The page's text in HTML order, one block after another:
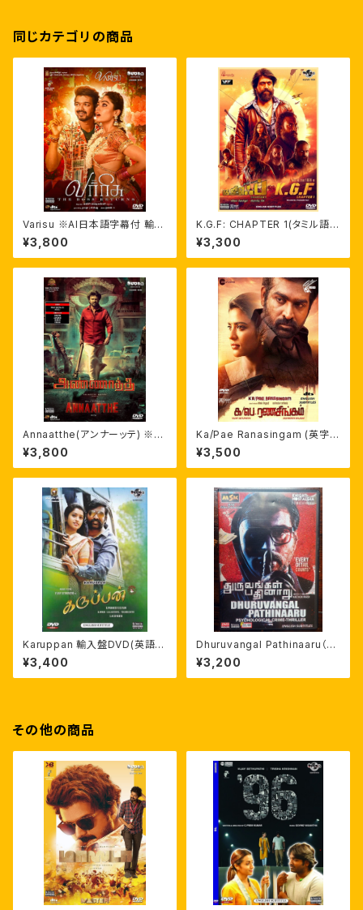
同じカテゴリの商品
Varisu ※AI日本語字幕付 輸入
盤DVD
¥3,800
K.G.F: CHAPTER 1(タミル語
版・英語字幕)インド映画輸入盤
DVD
¥3,300
Annaatthe(アンナーッテ) ※日
本語字幕 自家製ライナーノーツ
付 輸入盤DVD
¥3,800
Ka/Pae Ranasingam (英字
幕)DVD
¥3,500
Karuppan 輸入盤DVD(英語字
幕付) ヴィジャイ・セードゥパティ
¥3,400
Dhuruvangal Pathinaaru（D-
16） 英字幕付 ラフマーン
¥3,200
その他の商品